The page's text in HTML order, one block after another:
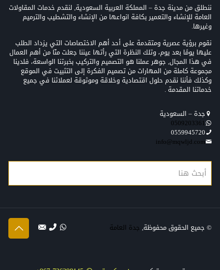
ننطلق من مدينة جدة – المملكة العربية السعودية, لنقدم خدمات المقاولات
العامة للإنشاء والتعمير بكافة انواعها من الإنشاء والتشطيب والترميم
وغيرها.
نقوم برؤية عصرية ومتقدمة على أحد أهم الاختصاصات التي يزداد الطلب
عليها يومًا بعد يوم، وتلك النظرة التي رأتها عيننا جعلت منّا من أهم العمال
في هذا المجال, جوهر عملنا هو التصميم والتركيب بخبرتنا الواسعة، فلدينا
مجموعة كاملة من المهارات من تصميم الفكرة إلى التثبيت في الموقع
وكذلك فأننا نقدم حلول اقتصادية وخلاقة وموثوقة لعملائنا في جميع
خدماتنا المقدمة .
جدة – السعودية
0509203361‬‏‬‏
0559945720
info@mqwljd.com
© جميع الحقوق محفوظة, جدة العامة